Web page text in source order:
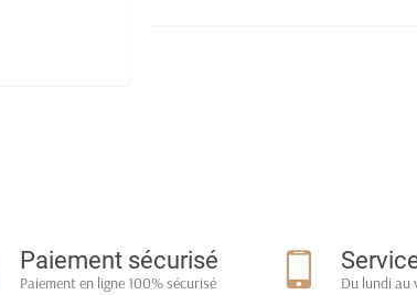
Paiement sécurisé
Paiement en ligne 100% sécurisé Du lundi au